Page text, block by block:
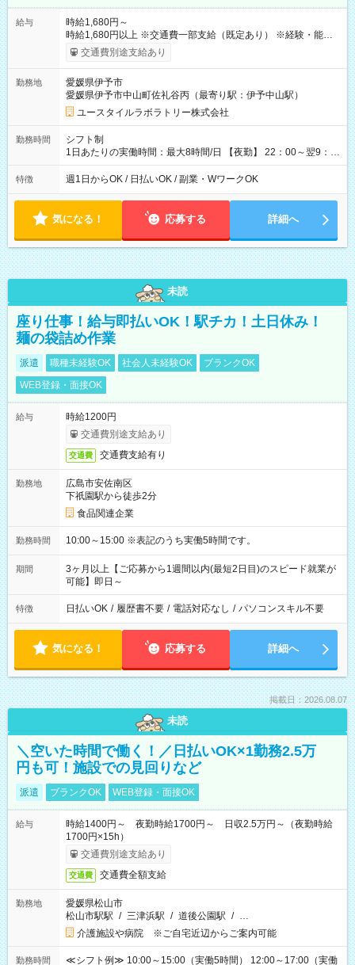
給与
時給1,680円～
時給1,680円以上 ※交通費一部支給（既定あり） ※経験・能力を
考慮して決定します 【収入例】 週1回勤務の場合：1,680円×8時
間×4回=5万3,760円 週3回勤務の場合：1,680円×8時間×12回
月 ※ 雇用形態と給与に、本採用時と異なる部分があります。 雇
用形態：本採用時と同じです。 給与：時給 1,470円以上
交通費別途支給あり
勤務地
愛媛県伊予市
愛媛県伊予市中山町佐礼谷丙（最寄り駅：伊予中山駅）
ユースタイルラボラトリー株式会社
勤務時間
シフト制
1日あたりの実働時間：最大8時間/日 【夜勤】 22：00～翌9：
00 ※週1日～OK ／ 夜勤専従 ＊＊ 勤務時間例 ＊＊ ■22時か
ら翌7時 ■23時から翌8時 ■24時から翌9時 など ※上記の時間
ます。 ※曜日固定（毎週同じ曜日での勤務となります）
特徴 週1日からOK / 日払いOK / 副業・WワークOK
気になる！ 応募する 詳細へ
未読
座り仕事！給与即払いOK！駅チカ！土日休み！
麺の袋詰め作業
派遣 職種未経験OK 社会人未経験OK
ブランクOK
WEB登録・面接OK
給与
時給1200円
交通費別途支給あり
交通費 交通費支給有り
勤務地
広島市安佐南区
下祇園駅から徒歩2分
食品関連企業
勤務時間 10:00～15:00 ※表記のうち実働5時間です。
期間
3ヶ月以上【ご応募から1週間以内(最短2日目)のスピード就業が
可能】即日～
特徴 日払いOK / 履歴書不要 / 電話対応なし / パソコンスキル不要
気になる！ 応募する 詳細へ
掲載日：2026.08.07
未読
＼空いた時間で働く！／日払いOK×1勤務2.5万
円も可！施設での見回りなど
派遣 ブランクOK WEB登録・面接OK
給与
時給1400円～ 夜勤時給1700円～ 日収2.5万円～（夜勤時給
1700円×15h）
交通費別途支給あり
交通費 交通費全額支給
勤務地
愛媛県松山市
松山市駅駅 / 三津浜駅 / 道後公園駅 / …
介護施設や病院 ※ご自宅近辺からご案内可能
勤務時間
≪シフト例≫ 10:00～15:00（実働5時間） 12:00～17:00（実働